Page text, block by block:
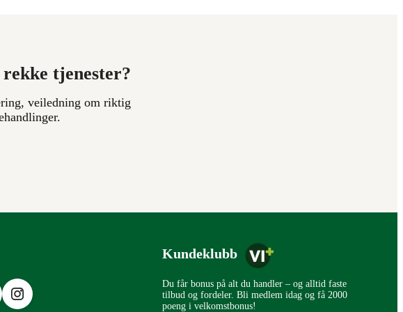
tjenester?
veiledning om riktig
Instagram
Kundeklubb
Du får bonus på alt du handler – og alltid faste
tilbud og fordeler. Bli medlem idag og få 2000
poeng i velkomstbonus!